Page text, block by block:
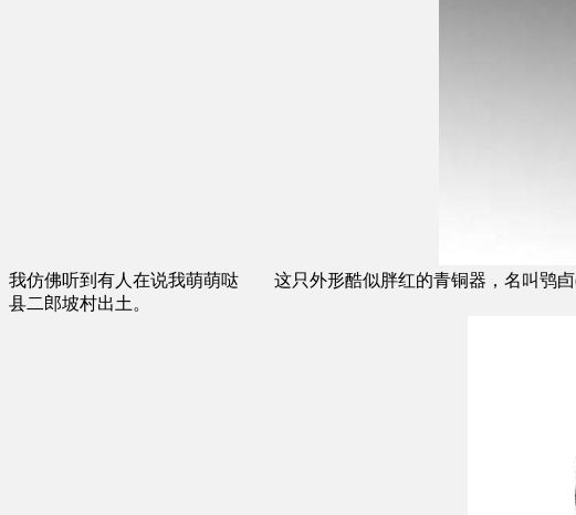
我仿佛听到有人在说我萌萌哒 这只外形酷似胖红的青铜器，名叫鸮卣
县二郎坡村出土。